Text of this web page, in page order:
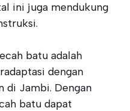
ini juga mendukung
batu adalah
dengan
di Jambi. Dengan
batu dapat